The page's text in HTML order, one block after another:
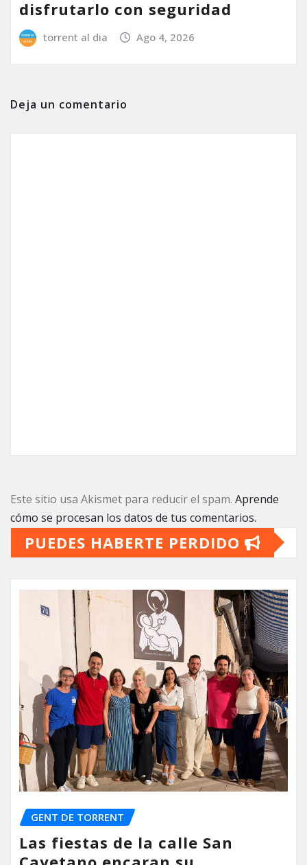
disfrutarlo con seguridad
torrent al dia Ago 4, 2026
Deja un comentario
Este sitio usa Akismet para reducir el spam. Aprende
cómo se procesan los datos de tus comentarios.
PUEDES HABERTE PERDIDO
GENT DE TORRENT
Las fiestas de la calle San